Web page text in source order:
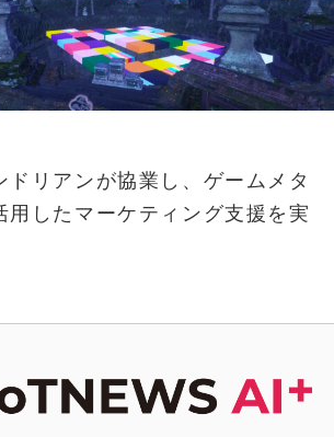
ドリアンが協業し、ゲームメタ
用したマーケティング支援を実